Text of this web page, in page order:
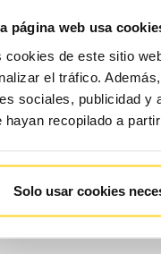
página web usa
cookies de este sitio
el tráfico.
sociales, publicidad y
hayan recopilado a
Solo usar cookies
de un ascensor?
ascensor mínimo